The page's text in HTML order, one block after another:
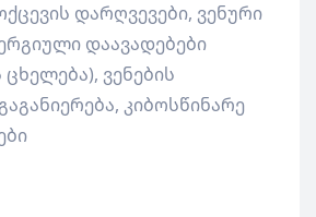
დარღვევები, ვენური
დაავადებები
ვენების
კიბოსწინარე